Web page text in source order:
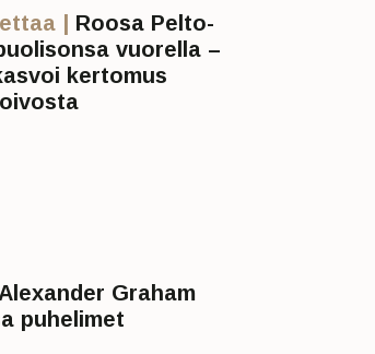
| Roosa Pelto-
vuorella –
kertomus
Alexander Graham
puhelimet